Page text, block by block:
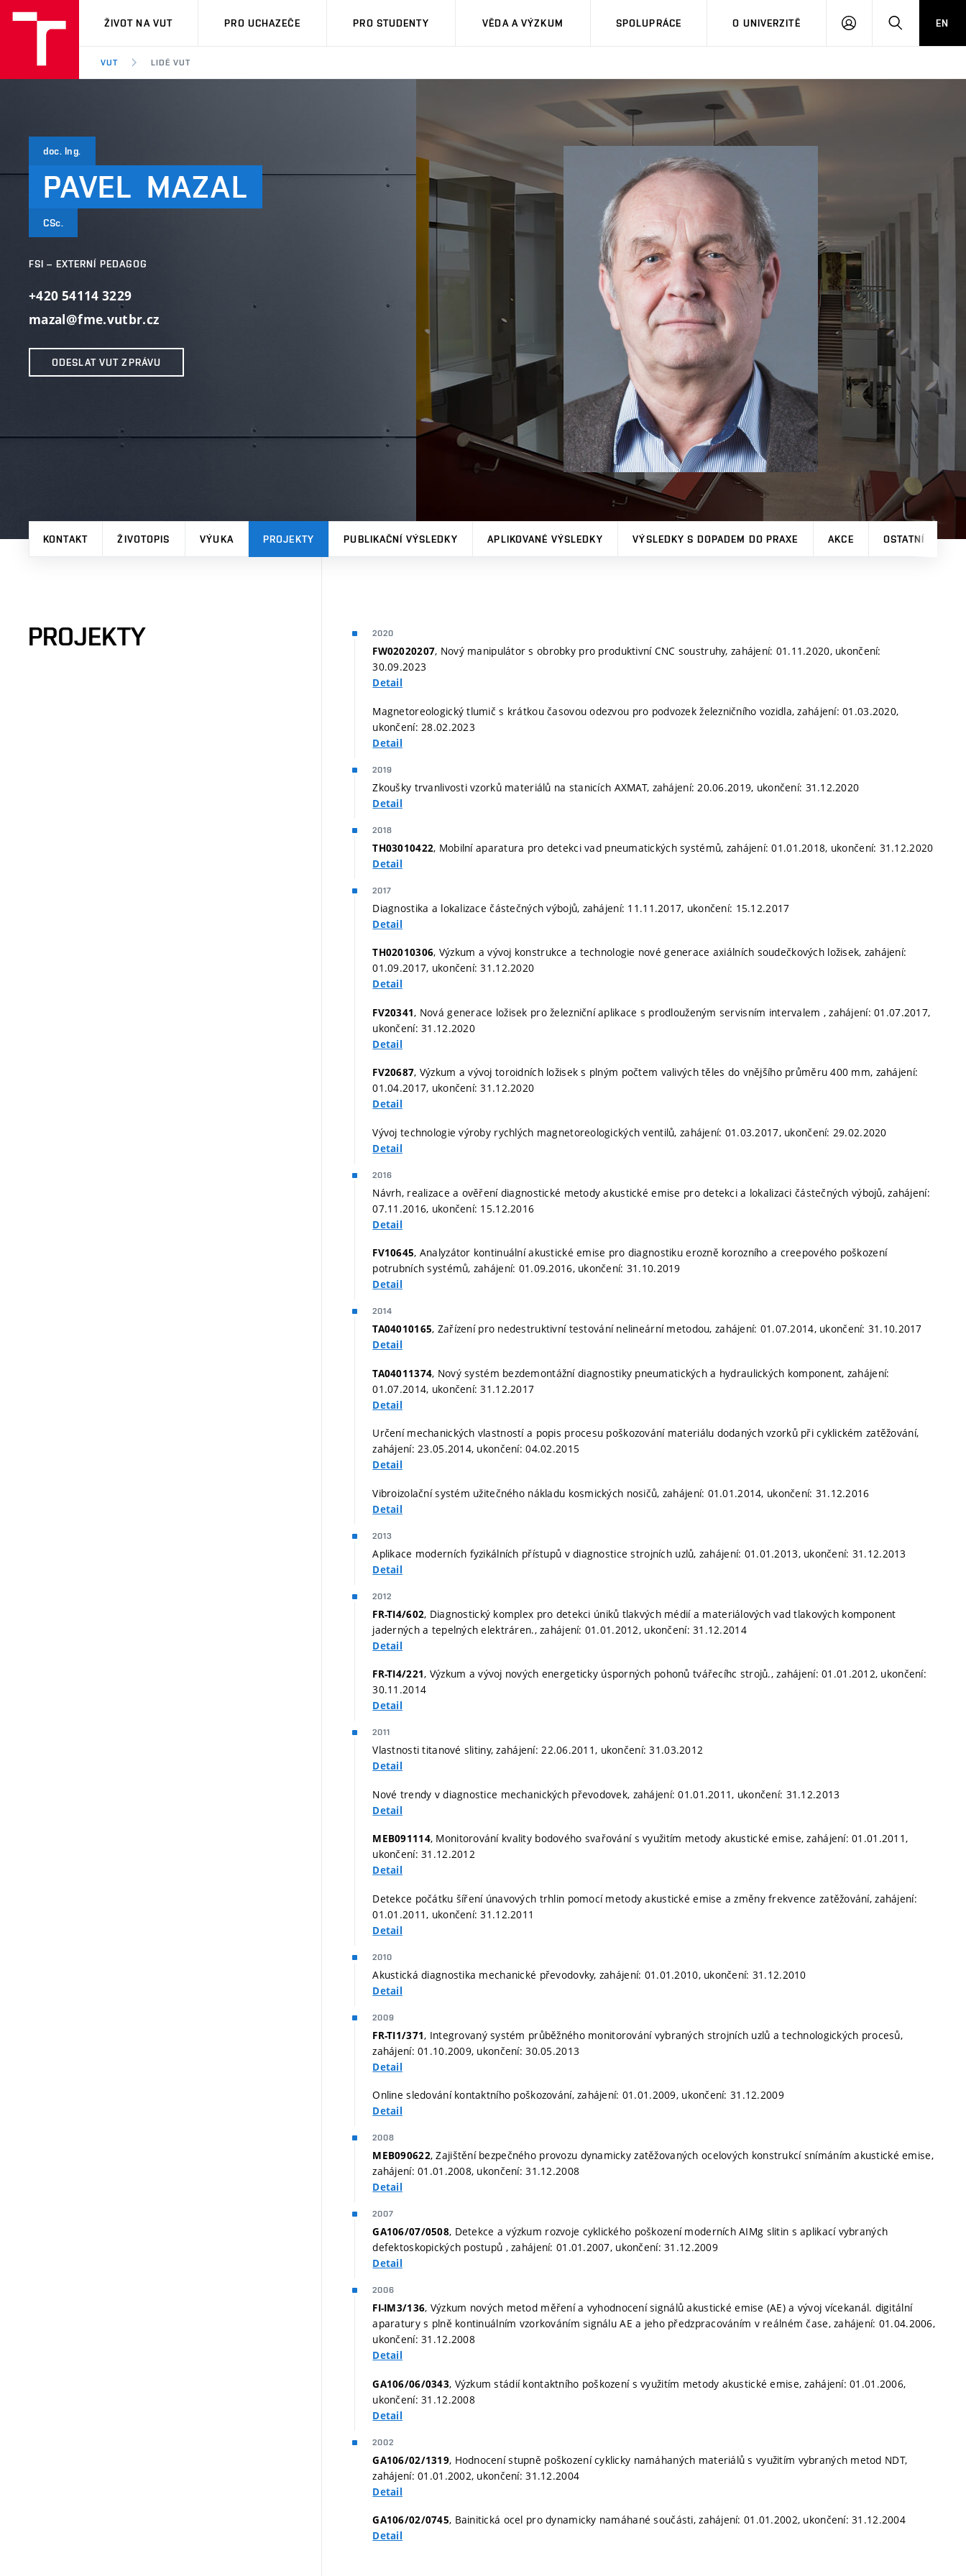
VUT
ŽIVOT NA VUT PRO UCHAZEČE PRO STUDENTY VĚDA A VÝZKUM SPOLUPRÁCE O UNIVERZITĚ
PŘIHLÁSIT HLEDATEN
VUT LIDÉ VUT
doc. Ing.
PAVEL MAZAL
CSc.
FSI – EXTERNÍ PEDAGOG
+420 54114 3229
mazal@fme.vutbr.cz
ODESLAT VUT ZPRÁVU
KONTAKT ŽIVOTOPIS VÝUKA PROJEKTY PUBLIKAČNÍ VÝSLEDKY APLIKOVANÉ VÝSLEDKY VÝSLEDKY S DOPADEM DO PRAXE AKCE OSTATNÍ
PROJEKTY 2020
FW02020207, Nový manipulátor s obrobky pro produktivní CNC soustruhy, zahájení: 01.11.2020, ukončení:
30.09.2023
Detail
Magnetoreologický tlumič s krátkou časovou odezvou pro podvozek železničního vozidla, zahájení: 01.03.2020,
ukončení: 28.02.2023
Detail
2019
Zkoušky trvanlivosti vzorků materiálů na stanicích AXMAT, zahájení: 20.06.2019, ukončení: 31.12.2020
Detail
2018
TH03010422, Mobilní aparatura pro detekci vad pneumatických systémů, zahájení: 01.01.2018, ukončení: 31.12.2020
Detail
2017
Diagnostika a lokalizace částečných výbojů, zahájení: 11.11.2017, ukončení: 15.12.2017
Detail
TH02010306, Výzkum a vývoj konstrukce a technologie nové generace axiálních soudečkových ložisek, zahájení:
01.09.2017, ukončení: 31.12.2020
Detail
FV20341, Nová generace ložisek pro železniční aplikace s prodlouženým servisním intervalem , zahájení: 01.07.2017,
ukončení: 31.12.2020
Detail
FV20687, Výzkum a vývoj toroidních ložisek s plným počtem valivých těles do vnějšího průměru 400 mm, zahájení:
01.04.2017, ukončení: 31.12.2020
Detail
Vývoj technologie výroby rychlých magnetoreologických ventilů, zahájení: 01.03.2017, ukončení: 29.02.2020
Detail
2016
Návrh, realizace a ověření diagnostické metody akustické emise pro detekci a lokalizaci částečných výbojů, zahájení:
07.11.2016, ukončení: 15.12.2016
Detail
FV10645, Analyzátor kontinuální akustické emise pro diagnostiku erozně korozního a creepového poškození
potrubních systémů, zahájení: 01.09.2016, ukončení: 31.10.2019
Detail
2014
TA04010165, Zařízení pro nedestruktivní testování nelineární metodou, zahájení: 01.07.2014, ukončení: 31.10.2017
Detail
TA04011374, Nový systém bezdemontážní diagnostiky pneumatických a hydraulických komponent, zahájení:
01.07.2014, ukončení: 31.12.2017
Detail
Určení mechanických vlastností a popis procesu poškozování materiálu dodaných vzorků při cyklickém zatěžování,
zahájení: 23.05.2014, ukončení: 04.02.2015
Detail
Vibroizolační systém užitečného nákladu kosmických nosičů, zahájení: 01.01.2014, ukončení: 31.12.2016
Detail
2013
Aplikace moderních fyzikálních přístupů v diagnostice strojních uzlů, zahájení: 01.01.2013, ukončení: 31.12.2013
Detail
2012
FR-TI4/602, Diagnostický komplex pro detekci úniků tlakvých médií a materiálových vad tlakových komponent
jaderných a tepelných elektráren., zahájení: 01.01.2012, ukončení: 31.12.2014
Detail
FR-TI4/221, Výzkum a vývoj nových energeticky úsporných pohonů tvářecíhc strojů., zahájení: 01.01.2012, ukončení:
30.11.2014
Detail
2011
Vlastnosti titanové slitiny, zahájení: 22.06.2011, ukončení: 31.03.2012
Detail
Nové trendy v diagnostice mechanických převodovek, zahájení: 01.01.2011, ukončení: 31.12.2013
Detail
MEB091114, Monitorování kvality bodového svařování s využitím metody akustické emise, zahájení: 01.01.2011,
ukončení: 31.12.2012
Detail
Detekce počátku šíření únavových trhlin pomocí metody akustické emise a změny frekvence zatěžování, zahájení:
01.01.2011, ukončení: 31.12.2011
Detail
2010
Akustická diagnostika mechanické převodovky, zahájení: 01.01.2010, ukončení: 31.12.2010
Detail
2009
FR-TI1/371, Integrovaný systém průběžného monitorování vybraných strojních uzlů a technologických procesů,
zahájení: 01.10.2009, ukončení: 30.05.2013
Detail
Online sledování kontaktního poškozování, zahájení: 01.01.2009, ukončení: 31.12.2009
Detail
2008
MEB090622, Zajištění bezpečného provozu dynamicky zatěžovaných ocelových konstrukcí snímáním akustické emise,
zahájení: 01.01.2008, ukončení: 31.12.2008
Detail
2007
GA106/07/0508, Detekce a výzkum rozvoje cyklického poškození moderních AIMg slitin s aplikací vybraných
defektoskopických postupů , zahájení: 01.01.2007, ukončení: 31.12.2009
Detail
2006
FI-IM3/136, Výzkum nových metod měření a vyhodnocení signálů akustické emise (AE) a vývoj vícekanál. digitální
aparatury s plně kontinuálním vzorkováním signálu AE a jeho předzpracováním v reálném čase, zahájení: 01.04.2006,
ukončení: 31.12.2008
Detail
GA106/06/0343, Výzkum stádií kontaktního poškození s využitím metody akustické emise, zahájení: 01.01.2006,
ukončení: 31.12.2008
Detail
2002
GA106/02/1319, Hodnocení stupně poškození cyklicky namáhaných materiálů s využitím vybraných metod NDT,
zahájení: 01.01.2002, ukončení: 31.12.2004
Detail
GA106/02/0745, Bainitická ocel pro dynamicky namáhané součásti, zahájení: 01.01.2002, ukončení: 31.12.2004
Detail